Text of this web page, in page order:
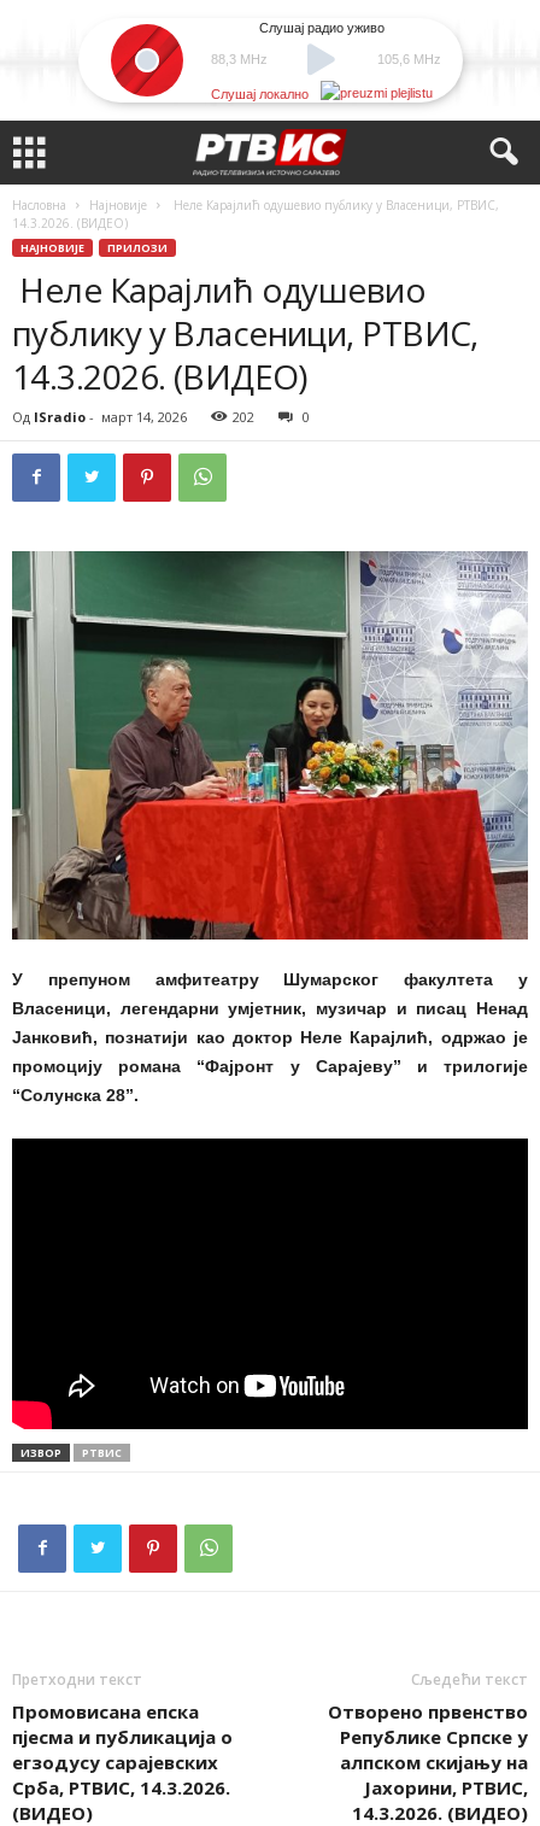
88,3 MHz
Слушај радио уживо
105,6 MHz
Слушај локално
Насловна Најновије
Неле Карајлић одушевио публику у Власеници, РТВИС,
14.3.2026. (ВИДЕО)
НАЈНОВИЈЕ ПРИЛОЗИ
Неле Карајлић одушевио
публику у Власеници, РТВИС,
14.3.2026. (ВИДЕО)
Од ISradio - март 14, 2026 202 0
У препуном амфитеатру Шумарског факултета у
Власеници, легендарни умјетник, музичар и писац Ненад
Јанковић, познатији као доктор Неле Карајлић, одржао је
промоцију романа “Фајронт у Сарајеву” и трилогије
“Солунска 28”.
ИЗВОР РТВИС
Претходни текст
Промовисана епска
пјесма и публикација о
егзодусу сарајевских
Срба, РТВИС, 14.3.2026.
(ВИДЕО)
Сљедећи текст
Отворено првенство
Републике Српске у
алпском скијању на
Јахорини, РТВИС,
14.3.2026. (ВИДЕО)